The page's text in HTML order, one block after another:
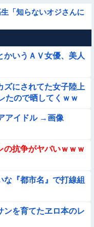
「知らないオジさんに
の娘を選ぶの？
らしい
の子の反応ｗｗｗｗｗ
なワードと言えば？
めない理由がこれ【→】
判定たのむ！！
・・
かいうＡＶ女優、美人
ズにされてた女子陸上
たので晒してくｗｗ
アイドル →画像
の抗争がヤバいｗｗｗ
な『都市名』で打線組
ンを育てたヱロ本のレ